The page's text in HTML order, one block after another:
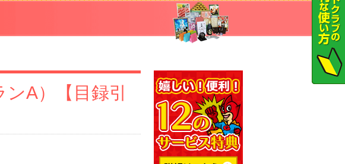
しい人気ラ…
A）【目録引